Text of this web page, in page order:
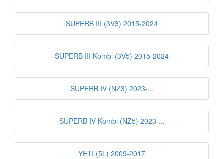
SUPERB III (3V3) 2015-2024
SUPERB III Kombi (3V5) 2015-2024
SUPERB IV (NZ3) 2023-...
SUPERB IV Kombi (NZ5) 2023-...
YETI (5L) 2009-2017